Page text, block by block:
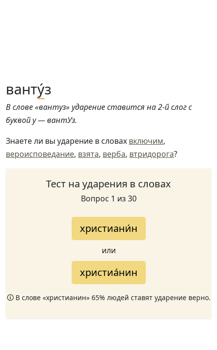
ванту́з
В слове «вантуз» ударение ставится на 2-й слог с
буквой у — вантУз.
Знаете ли вы ударение в словах включим,
вероисповедание, взята, верба, втридорога?
Тест на ударения в словах
Вопрос 1 из 30
христиани́н
или
христиа́нин
🛈 В слове «христианин» 65% людей ставят ударение верно.